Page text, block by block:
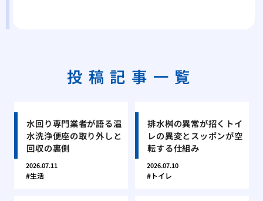
投稿記事一覧
水回り専門業者が語る温
水洗浄便座の取り外しと
回収の裏側
2026.07.11
生活
排水桝の異常が招くトイ
レの異変とスッポンが空
転する仕組み
2026.07.10
トイレ